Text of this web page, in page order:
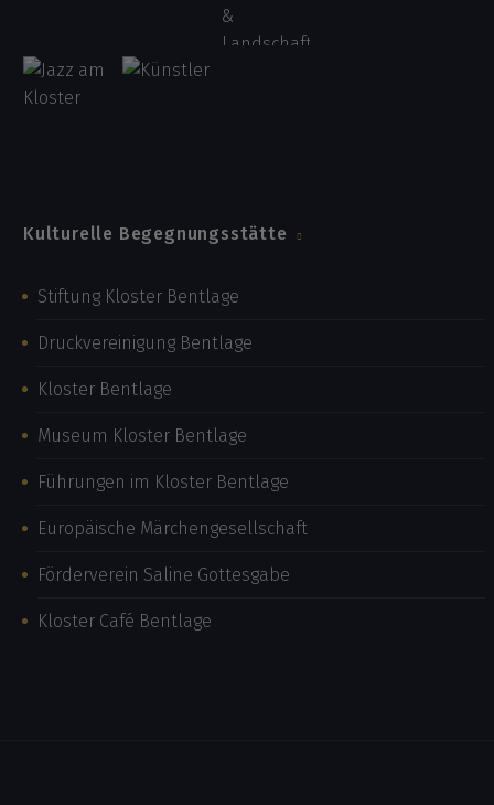
Kulturelle Begegnungsstätte
Stiftung Kloster Bentlage
Druckvereinigung Bentlage
Kloster Bentlage
Museum Kloster Bentlage
Führungen im Kloster Bentlage
Europäische Märchengesellschaft
Förderverein Saline Gottesgabe
Kloster Café Bentlage